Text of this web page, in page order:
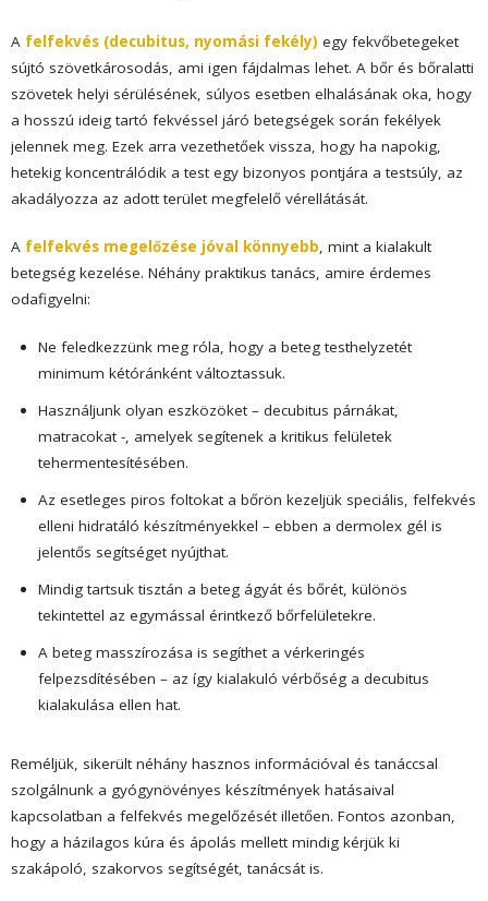
A felfekvés (decubitus, nyomási fekély) egy fekvőbetegeket
sújtó szövetkárosodás, ami igen fájdalmas lehet. A bőr és bőralatti
szövetek helyi sérülésének, súlyos esetben elhalásának oka, hogy
a hosszú ideig tartó fekvéssel járó betegségek során fekélyek
jelennek meg. Ezek arra vezethetőek vissza, hogy ha napokig,
hetekig koncentrálódik a test egy bizonyos pontjára a testsúly, az
akadályozza az adott terület megfelelő vérellátását.
A felfekvés megelőzése jóval könnyebb, mint a kialakult
betegség kezelése. Néhány praktikus tanács, amire érdemes
odafigyelni:
Ne feledkezzünk meg róla, hogy a beteg testhelyzetét
minimum kétóránként változtassuk.
Használjunk olyan eszközöket – decubitus párnákat,
matracokat -, amelyek segítenek a kritikus felületek
tehermentesítésében.
Az esetleges piros foltokat a bőrön kezeljük speciális, felfekvés
elleni hidratáló készítményekkel – ebben a dermolex gél is
jelentős segítséget nyújthat.
Mindig tartsuk tisztán a beteg ágyát és bőrét, különös
tekintettel az egymással érintkező bőrfelületekre.
A beteg masszírozása is segíthet a vérkeringés
felpezsdítésében – az így kialakuló vérbőség a decubitus
kialakulása ellen hat.
Reméljük, sikerült néhány hasznos információval és tanáccsal
szolgálnunk a gyógynövényes készítmények hatásaival
kapcsolatban a felfekvés megelőzését illetően. Fontos azonban,
hogy a házilagos kúra és ápolás mellett mindig kérjük ki
szakápoló, szakorvos segítségét, tanácsát is.